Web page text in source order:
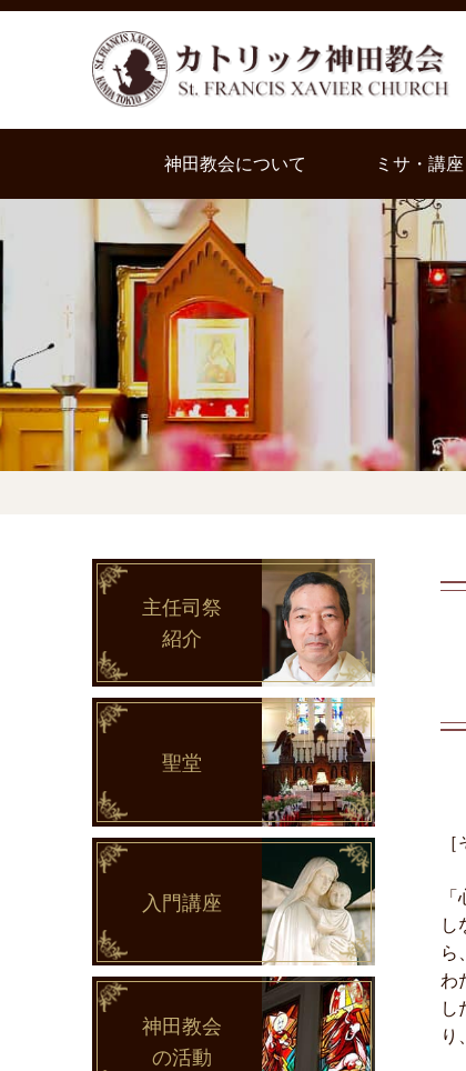
神田教会について ミサ・講座
し
ら
わ
し
り
主任司祭
紹介
聖堂
入門講座
神田教会
の活動